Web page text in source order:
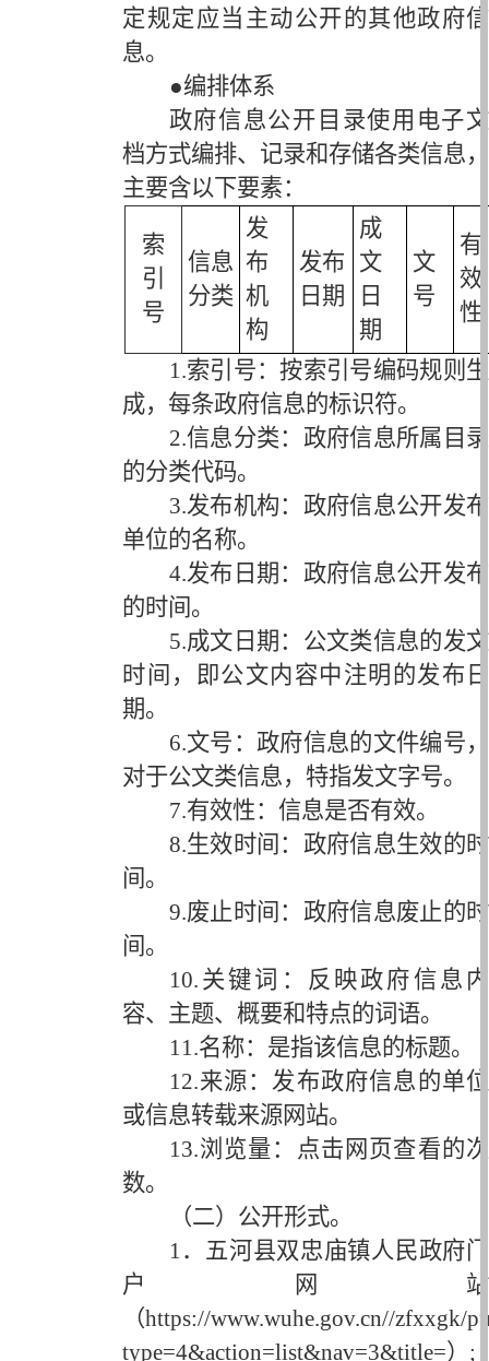
定规定应当主动公开的其他政府信
息。
●编排体系
政府信息公开目录使用电子文
档方式编排、记录和存储各类信息，
主要含以下要素：
索
引
号
信息
分类
发
布
机
构
发布
日期
成
文
日
期
文
号
有
效
性
1.索引号：按索引号编码规则生
成，每条政府信息的标识符。
2.信息分类：政府信息所属目录
的分类代码。
3.发布机构：政府信息公开发布
单位的名称。
4.发布日期：政府信息公开发布
的时间。
5.成文日期：公文类信息的发文
时间，即公文内容中注明的发布日
期。
6.文号：政府信息的文件编号，
对于公文类信息，特指发文字号。
7.有效性：信息是否有效。
8.生效时间：政府信息生效的时
间。
9.废止时间：政府信息废止的时
间。
10.关键词：反映政府信息内
容、主题、概要和特点的词语。
11.名称：是指该信息的标题。
12.来源：发布政府信息的单位
或信息转载来源网站。
13.浏览量：点击网页查看的次
数。
（二）公开形式。
1．五河县双忠庙镇人民政府门
户网站
（https://www.wuhe.gov.cn//zfxxgk/
type=4&action=list&nav=3&title=）;